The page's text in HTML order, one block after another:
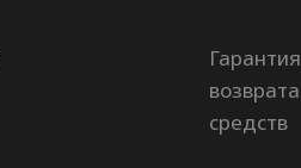
Гарантия
возврата
средств